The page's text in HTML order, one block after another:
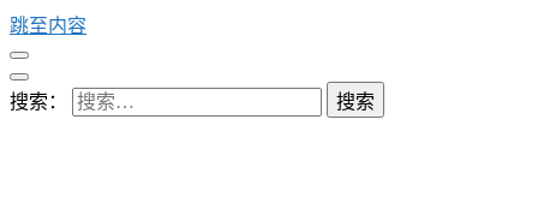
跳至内容
搜索：